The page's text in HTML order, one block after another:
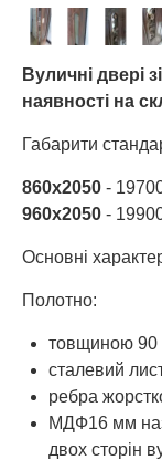
Вуличні двері
наявності на
Габарити
860х2050 -
960х2050 -
Основні
Полотно:
товщиною 90
сталевий
ребра
МДФ16 мм
двох сторін